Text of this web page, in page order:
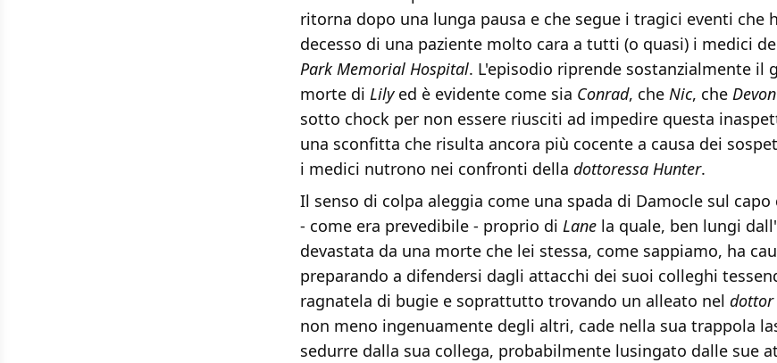
ritorna dopo una lunga pausa e che segue i tragici eventi che
decesso di una paziente molto cara a tutti (o quasi) i medici
Park Memorial Hospital. L'episodio riprende sostanzialmente il
morte di Lilyed è evidente come sia Conrad, che Nic, che Devon
sotto chock per non essere riusciti ad impedire questa
una sconfitta che risulta ancora più cocente a causa dei
i medici nutrono nei confronti della dottoressa Hunter.
Il senso di colpa aleggia come una spada di Damocle sul
- come era prevedibile - proprio di Lane la quale, ben lungi
devastata da una morte che lei stessa, come sappiamo, ha
preparando a difendersi dagli attacchi dei suoi colleghi
ragnatela di bugie e soprattutto trovando un alleato nel dottor
non meno ingenuamente degli altri, cade nella sua trappola
sedurre dalla sua collega, probabilmente lusingato dalle sue